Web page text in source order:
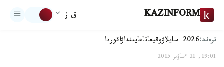
KAZINFORM ق ز
ترەند:2026-سايلاۋ وقيعاتاعايىنداۋاقوردا
19:01, 21 ءساۋىر 2015